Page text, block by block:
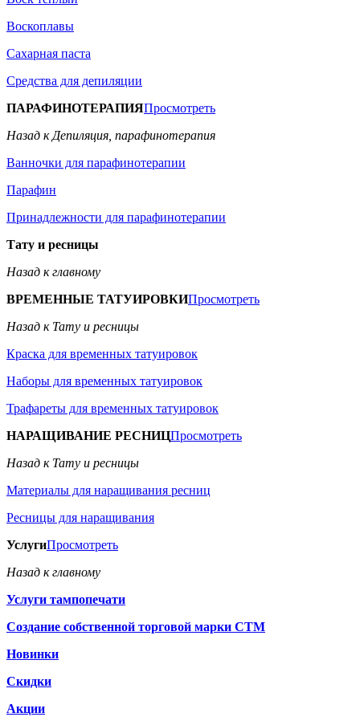
Воскоплавы
Сахарная паста
Средства для депиляции
ПАРАФИНОТЕРАПИЯПросмотреть
Назад к Депиляция, парафинотерапия
Ванночки для парафинотерапии
Парафин
Принадлежности для парафинотерапии
Тату и ресницы
Назад к главному
ВРЕМЕННЫЕ ТАТУИРОВКИПросмотреть
Назад к Тату и ресницы
Краска для временных татуировок
Наборы для временных татуировок
Трафареты для временных татуировок
НАРАЩИВАНИЕ РЕСНИЦПросмотреть
Назад к Тату и ресницы
Материалы для наращивания ресниц
Ресницы для наращивания
УслугиПросмотреть
Назад к главному
Услуги тампопечати
Создание собственной торговой марки СТМ
Новинки
Скидки
Акции